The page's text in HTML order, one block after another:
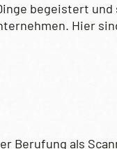
begeistert
Hier
Berufung als